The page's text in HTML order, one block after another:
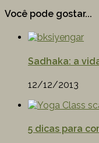
Você pode gostar...
Sadhaka: a
12/12/2013
5 dicas para